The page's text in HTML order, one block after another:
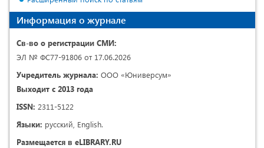
Информация о журнале
Св-во о регистрации СМИ:
ЭЛ № ФС77-91806 от 17.06.2026
Учредитель журнала: ООО «Юниверсум»
Выходит с 2013 года
ISSN: 2311-5122
Языки: русский, English.
Размещается в eLIBRARY.RU